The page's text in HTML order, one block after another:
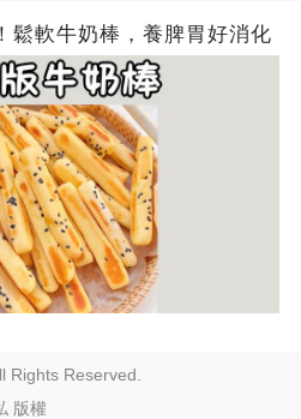
鬆軟牛奶棒，養脾胃好消化
Rights Reserved.
版權